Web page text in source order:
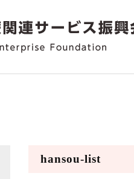
hansou-list